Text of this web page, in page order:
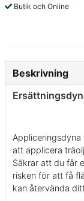
Butik och Online
Beskrivning
att applicera
Säkrar att du får
risken för att få
kan återvända